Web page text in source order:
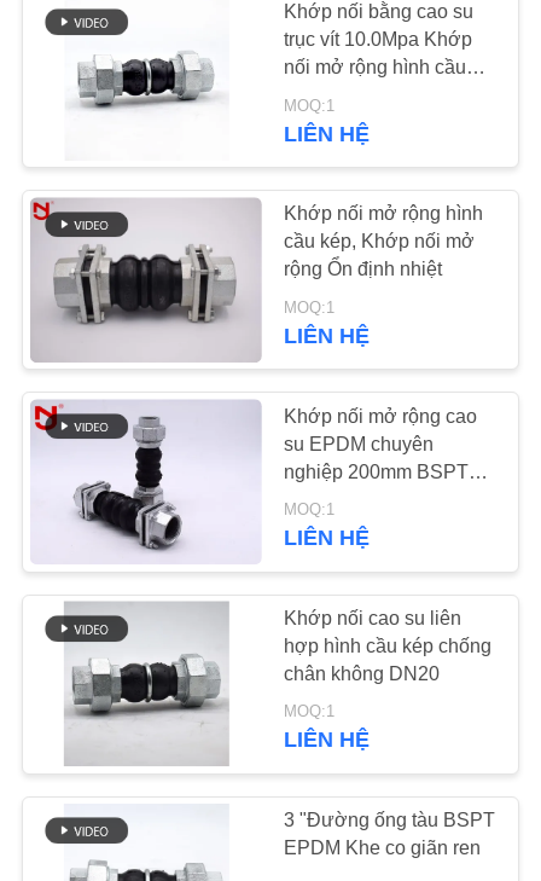
KIỂM
SOÁT
CHẤT
LƯỢNG
LIÊN
CHÚNG
TÔI
TIN
CẦU
BÁO
ĐỒ
TRANG
WEB
Khe co giãn cao su
hình cầu kép
36
van một chiều mỏ
vịt
Ống bện kim loại
70
34
Khớp nối bằng cao su
trục vít 10.0Mpa Khớp
nối mở rộng hình cầu
kép EPDM
MOQ:1
LIÊN HỆ
Khớp nối mở rộng hình
cầu kép, Khớp nối mở
rộng Ổn định nhiệt
MOQ:1
LIÊN HỆ
Khớp nối mở rộng cao
su EPDM chuyên
nghiệp 200mm BSPT
NPT Union Standard
MOQ:1
LIÊN HỆ
Khớp nối cao su liên
hợp hình cầu kép chống
chân không DN20
MOQ:1
LIÊN HỆ
3 "Đường ống tàu BSPT
EPDM Khe co giãn ren